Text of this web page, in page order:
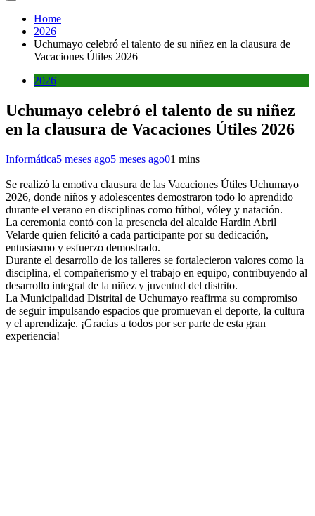
Home
2026
Uchumayo celebró el talento de su niñez en la clausura de
Vacaciones Útiles 2026
2026
Uchumayo celebró el talento de su niñez
en la clausura de Vacaciones Útiles 2026
Informática5 meses ago5 meses ago01 mins
Se realizó la emotiva clausura de las Vacaciones Útiles Uchumayo
2026, donde niños y adolescentes demostraron todo lo aprendido
durante el verano en disciplinas como fútbol, vóley y natación.
La ceremonia contó con la presencia del alcalde Hardin Abril
Velarde quien felicitó a cada participante por su dedicación,
entusiasmo y esfuerzo demostrado.
Durante el desarrollo de los talleres se fortalecieron valores como la
disciplina, el compañerismo y el trabajo en equipo, contribuyendo al
desarrollo integral de la niñez y juventud del distrito.
La Municipalidad Distrital de Uchumayo reafirma su compromiso
de seguir impulsando espacios que promuevan el deporte, la cultura
y el aprendizaje. ¡Gracias a todos por ser parte de esta gran
experiencia!